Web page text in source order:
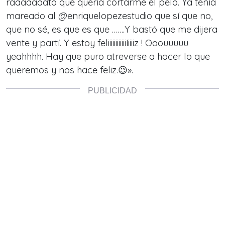
mareado al @enriquelopezestudio que sí que no,
que no sé, es que es que …….Y bastó que me dijera
vente y partí. Y estoy feliiiiiiiiiiiiíiiiiz ! Ooouuuuu
yeahhhh. Hay que puro atreverse a hacer lo que
queremos y nos hace feliz.😉».